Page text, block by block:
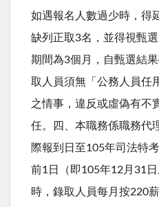
如遇報名人數過少時，得
缺列正取3名，並得視甄
期間為3個月，自甄選結
取人員須無「公務人員任
之情事，違反或虛偽有不
任。四、本職務係職務代
際報到日至105年司法特
前1日（即105年12月31
時，錄取人員每月按220